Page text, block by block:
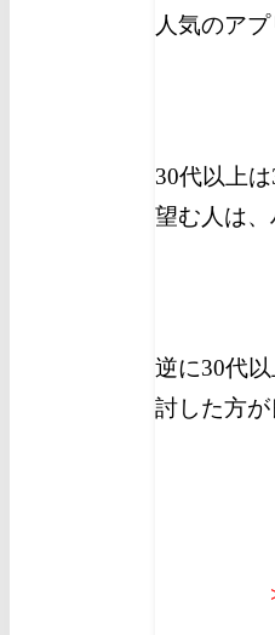
人気のア
30代以上
望む人は
逆に30代
討した方